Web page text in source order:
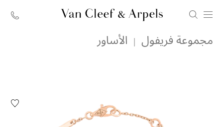
الرئيسية
أند
مجموعة فريفول الأساور
قائمة